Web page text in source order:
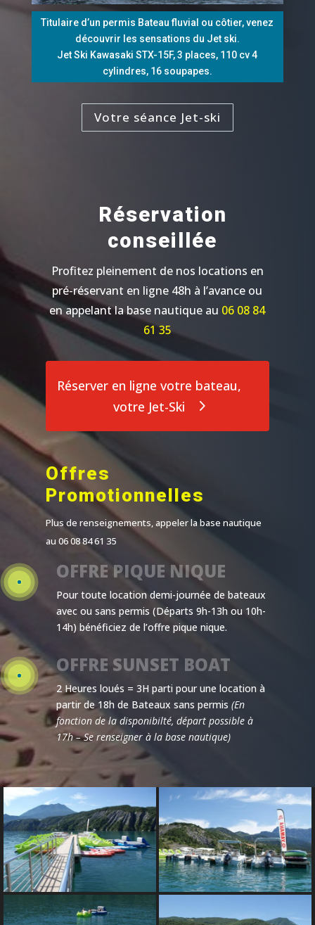
Titulaire d’un permis Bateau fluvial ou côtier, venez
découvrir les sensations du Jet ski.
Jet Ski Kawasaki STX-15F, 3 places, 110 cv 4
cylindres, 16 soupapes.
Votre séance Jet-ski
Réservation
conseillée
Profitez pleinement de nos locations en
pré-réservant en ligne 48h à l’avance ou
en appelant la base nautique au 06 08 84
61 35
Réserver en ligne votre bateau,
votre Jet-Ski
Offres
Promotionnelles
Plus de renseignements, appeler la base nautique
au 06 08 84 61 35
OFFRE PIQUE NIQUE
Pour toute location demi-journée de bateaux
avec ou sans permis (Départs 9h-13h ou 10h-
14h) bénéficiez de l’offre pique nique.
OFFRE SUNSET BOAT
2 Heures loués = 3H parti pour une location à
partir de 18h de Bateaux sans permis (En
fonction de la disponibilté, départ possible à
17h – Se renseigner à la base nautique)